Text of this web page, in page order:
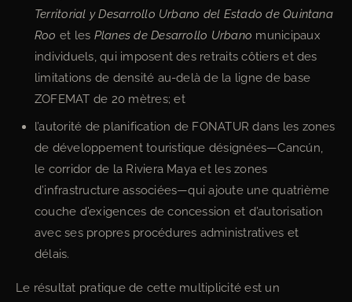
Territorial y Desarrollo Urbano del Estado de Quintana
Roo et les Planes de Desarrollo Urbano municipaux
individuels, qui imposent des retraits côtiers et des
limitations de densité au-delà de la ligne de base
ZOFEMAT de 20 mètres; et
l’autorité de planification de FONATUR dans les zones
de développement touristique désignées—Cancún,
le corridor de la Riviera Maya et les zones
d’infrastructure associées—qui ajoute une quatrième
couche d’exigences de concession et d’autorisation
avec ses propres procédures administratives et
délais.
Le résultat pratique de cette multiplicité est un